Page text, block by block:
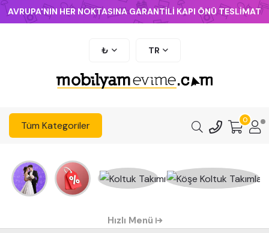
AVRUPA'NIN HER NOKTASINA GARANTİLİ KAPI ÖNÜ TESLİMAT
₺ TR
Tüm Kategoriler 0
Hızlı Menü